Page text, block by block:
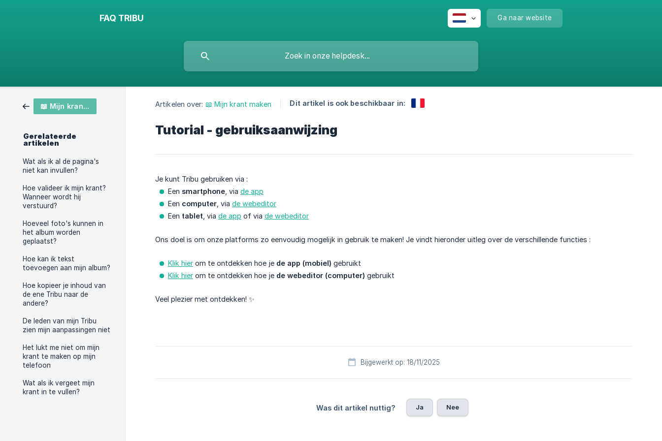
FAQ TRIBU Ga naar website
📖 Mijn krant maken
Gerelateerde
artikelen
Wat als ik al de pagina's
niet kan invullen?
Hoe valideer ik mijn krant?
Wanneer wordt hij
verstuurd?
Hoeveel foto's kunnen in
het album worden
geplaatst?
Hoe kan ik tekst
toevoegen aan mijn album?
Hoe kopieer je inhoud van
de ene Tribu naar de
andere?
De leden van mijn Tribu
zien mijn aanpassingen niet
Het lukt me niet om mijn
krant te maken op mijn
telefoon
Wat als ik vergeet mijn
krant in te vullen?
Artikelen over: 📖 Mijn krant maken Dit artikel is ook beschikbaar in:
Tutorial - gebruiksaanwijzing
Je kunt Tribu gebruiken via :
Een smartphone , via de app
Een computer , via de webeditor
Een tablet , via de app of via de webeditor
Ons doel is om onze platforms zo eenvoudig mogelijk in gebruik te maken! Je vindt hieronder uitleg over de verschillende functies :
Klik hier om te ontdekken hoe je de app (mobiel) gebruikt
Klik hier om te ontdekken hoe je de webeditor (computer) gebruikt
Veel plezier met ontdekken! ✨
Bijgewerkt op: 18/11/2025
Was dit artikel nuttig? Ja Nee